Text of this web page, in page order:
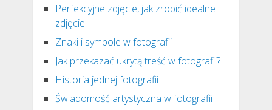
Perfekcyjne zdjęcie, jak zrobić idealne
zdjęcie
Znaki i symbole w fotografii
Jak przekazać ukrytą treść w fotografii?
Historia jednej fotografii
Świadomość artystyczna w fotografii